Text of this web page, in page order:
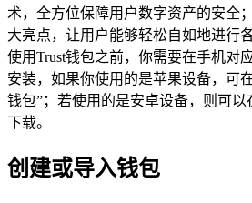
术，全方位保障用户数字资产的安全
大亮点，让用户能够轻松自如地进行
使用Trust钱包之前，你需要在手机对
安装，如果你使用的是苹果设备，可
钱包”；若使用的是安卓设备，则可以
下载。
创建或导入钱包